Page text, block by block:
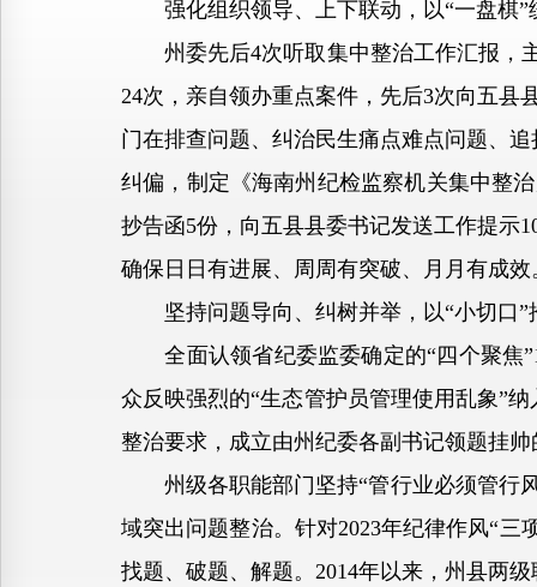
强化组织领导、上下联动，以“一盘棋”
州委先后4次听取集中整治工作汇报，主
24次，亲自领办重点案件，先后3次向五县
门在排查问题、纠治民生痛点难点问题、
纠偏，制定《海南州纪检监察机关集中整
抄告函5份，向五县县委书记发送工作提示
确保日日有进展、周周有突破、月月有成效
坚持问题导向、纠树并举，以“小切口”
全面认领省纪委监委确定的“四个聚焦
众反映强烈的“生态管护员管理使用乱象”
整治要求，成立由州纪委各副书记领题挂
州级各职能部门坚持“管行业必须管行风
域突出问题整治。针对2023年纪律作风“三
找题、破题、解题。2014年以来，州县两